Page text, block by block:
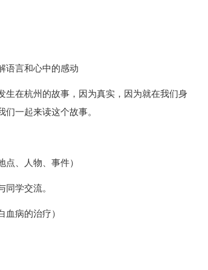
语言和心中的感动
生在杭州的故事，因为真实，因为就在我们身
一起来读这个故事。
、人物、事件）
学交流。
病的治疗）